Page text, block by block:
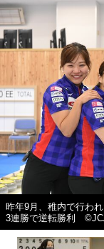
昨年9月、稚内で行わ
3連勝で逆転勝利